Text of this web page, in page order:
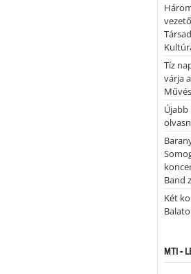
Tíz
várja
Újabb
Band
Két
MTI -